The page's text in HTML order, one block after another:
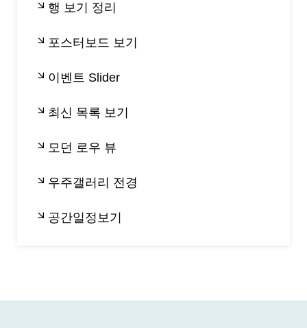
행 보기 정리
포스터보드 보기
이벤트 Slider
최신 목록 보기
모던 로우 뷰
우주갤러리 전경
공간일정보기